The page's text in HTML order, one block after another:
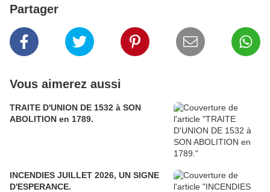
Partager
Vous aimerez aussi
TRAITE D'UNION DE 1532 à SON
ABOLITION en 1789.
INCENDIES JUILLET 2026, UN SIGNE
D'ESPERANCE.